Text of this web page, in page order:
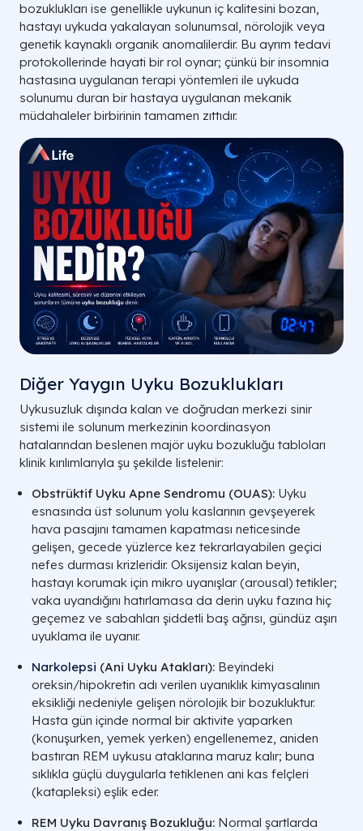
bozuklukları ise genellikle uykunun iç kalitesini bozan,
hastayı uykuda yakalayan solunumsal, nörolojik veya
genetik kaynaklı organik anomalilerdir. Bu ayrım tedavi
protokollerinde hayati bir rol oynar; çünkü bir insomnia
hastasına uygulanan terapi yöntemleri ile uykuda
solunumu duran bir hastaya uygulanan mekanik
müdahaleler birbirinin tamamen zıttıdır.
Diğer Yaygın Uyku Bozuklukları
Uykusuzluk dışında kalan ve doğrudan merkezi sinir
sistemi ile solunum merkezinin koordinasyon
hatalarından beslenen majör uyku bozukluğu tabloları
klinik kırılımlarıyla şu şekilde listelenir:
Obstrüktif Uyku Apne Sendromu (OUAS): Uyku
esnasında üst solunum yolu kaslarının gevşeyerek
hava pasajını tamamen kapatması neticesinde
gelişen, gecede yüzlerce kez tekrarlayabilen geçici
nefes durması krizleridir. Oksijensiz kalan beyin,
hastayı korumak için mikro uyanışlar (arousal) tetikler;
vaka uyandığını hatırlamasa da derin uyku fazına hiç
geçemez ve sabahları şiddetli baş ağrısı, gündüz aşırı
uyuklama ile uyanır.
Narkolepsi (Ani Uyku Atakları): Beyindeki
oreksin/hipokretin adı verilen uyanıklık kimyasalının
eksikliği nedeniyle gelişen nörolojik bir bozukluktur.
Hasta gün içinde normal bir aktivite yaparken
(konuşurken, yemek yerken) engellenemez, aniden
bastıran REM uykusu ataklarına maruz kalır; buna
sıklıkla güçlü duygularla tetiklenen ani kas felçleri
(katapleksi) eşlik eder.
REM Uyku Davranış Bozukluğu: Normal şartlarda